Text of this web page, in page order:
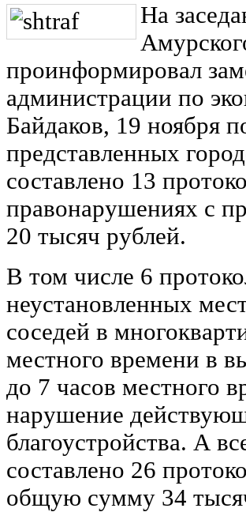
На
проинформировал
администрации по
Байдаков, 19 ноября
представленных
составлено 13
правонарушениях с
20 тысяч рублей.
В том числе 6
неустановленных
соседей в
местного времени в
до 7 часов местного
нарушение
благоустройства. А
составлено 26
общую сумму 34